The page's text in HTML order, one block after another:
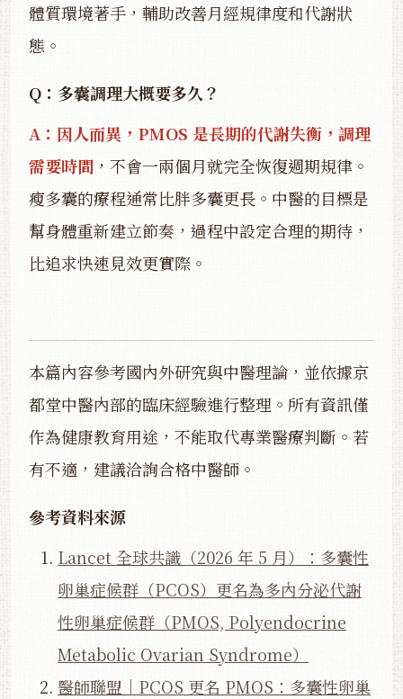
體質環境著手，輔助改善月經規律度和代謝狀
態。
Q：多囊調理大概要多久？
A：因人而異，PMOS 是長期的代謝失衡，調理
需要時間 ，不會一兩個月就完全恢復週期規律。
瘦多囊的療程通常比胖多囊更長。中醫的目標是
幫身體重新建立節奏，過程中設定合理的期待，
比追求快速見效更實際。
本篇內容參考國內外研究與中醫理論，並依據京
都堂中醫內部的臨床經驗進行整理。所有資訊僅
作為健康教育用途，不能取代專業醫療判斷。若
有不適，建議洽詢合格中醫師。
參考資料來源
Lancet 全球共識（2026 年 5 月）：多囊性
卵巢症候群（PCOS）更名為多內分泌代謝
性卵巢症候群（PMOS, Polyendocrine
Metabolic Ovarian Syndrome）
醫師聯盟｜PCOS 更名 PMOS：多囊性卵巢